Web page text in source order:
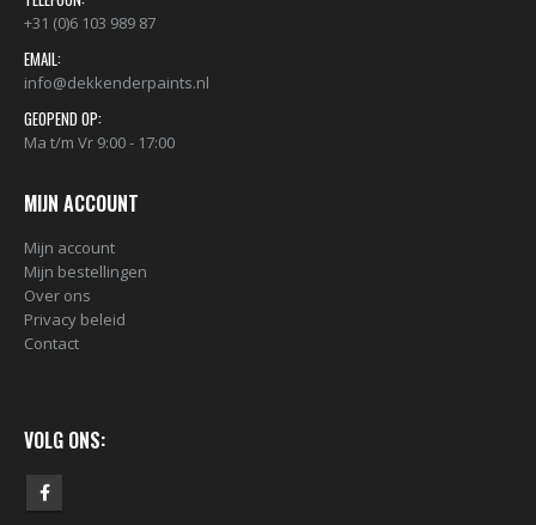
+31 (0)6 103 989 87
EMAIL:
info@dekkenderpaints.nl
GEOPEND OP:
Ma t/m Vr 9:00 - 17:00
MIJN ACCOUNT
Mijn account
Mijn bestellingen
Over ons
Privacy beleid
Contact
VOLG ONS: